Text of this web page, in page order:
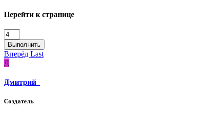
Перейти к странице
Выполнить
Вперёд Last
Д
Дмитрий_
Создатель